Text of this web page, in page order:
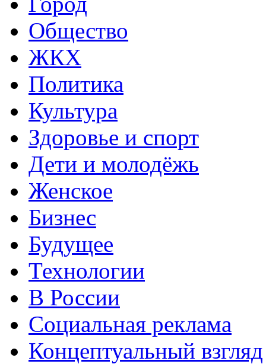
Общество
ЖКХ
Политика
Культура
Здоровье и спорт
Дети и молодёжь
Женское
Бизнес
Будущее
Технологии
В России
Социальная реклама
Концептуальный взгляд